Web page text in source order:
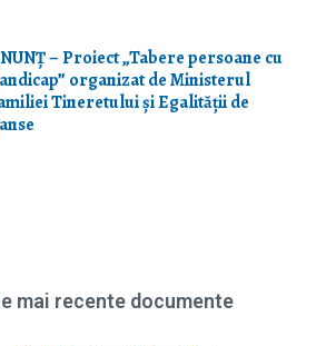
– Proiect „Tabere persoane cu
organizat de Ministerul
Tineretului și Egalității de
mai recente documente